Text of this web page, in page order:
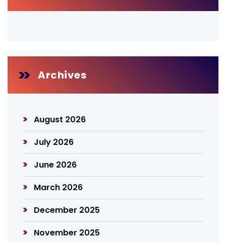
Archives
August 2026
July 2026
June 2026
March 2026
December 2025
November 2025